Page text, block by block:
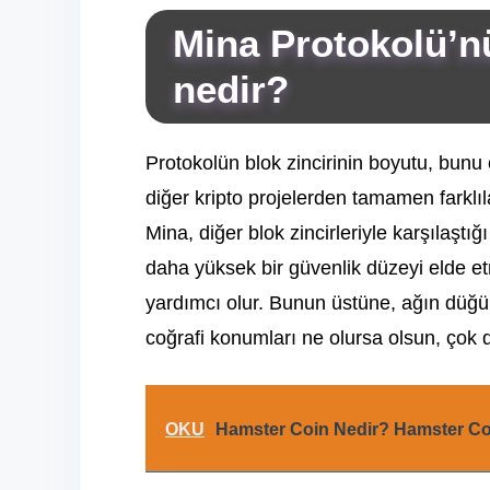
Mina
nedir?
Protokolün blok zincirinin boyutu, bunu
diğer kripto projelerden tamamen
Mina, diğer blok zincirleriyle
daha yüksek bir güvenlik düzeyi elde
yardımcı olur. Bunun üstüne, ağın
coğrafi konumları ne olursa olsun, çok
OKU Hamster Coin Nedir? Hamster